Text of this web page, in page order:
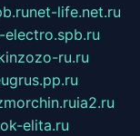
net-life.net.ru
electro.spb.ru
ru.ru
ia2.ru
elita.ru